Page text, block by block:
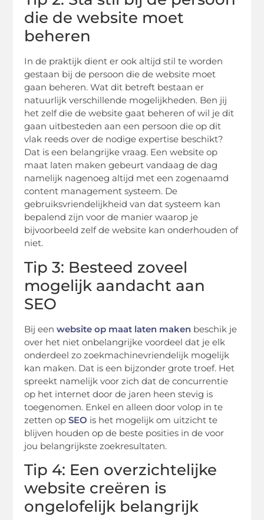
die de website moet
beheren
In de praktijk dient er ook altijd stil te worden
gestaan bij de persoon die de website moet
gaan beheren. Wat dit betreft bestaan er
natuurlijk verschillende mogelijkheden. Ben jij
het zelf die de website gaat beheren of wil je dit
gaan uitbesteden aan een persoon die op dit
vlak reeds over de nodige expertise beschikt?
Dat is een belangrijke vraag. Een website op
maat laten maken gebeurt vandaag de dag
namelijk nagenoeg altijd met een zogenaamd
content management systeem. De
gebruiksvriendelijkheid van dat systeem kan
bepalend zijn voor de manier waarop je
bijvoorbeeld zelf de website kan onderhouden of
niet.
Tip 3: Besteed zoveel
mogelijk aandacht aan
SEO
Bij eenwebsite op maat laten maken beschik je
over het niet onbelangrijke voordeel dat je elk
onderdeel zo zoekmachinevriendelijk mogelijk
kan maken. Dat is een bijzonder grote troef. Het
spreekt namelijk voor zich dat de concurrentie
op het internet door de jaren heen stevig is
toegenomen. Enkel en alleen door volop in te
zetten opSEO is het mogelijk om uitzicht te
blijven houden op de beste posities in de voor
jou belangrijkste zoekresultaten.
Tip 4: Een overzichtelijke
website creëren is
ongelofelijk belangrijk